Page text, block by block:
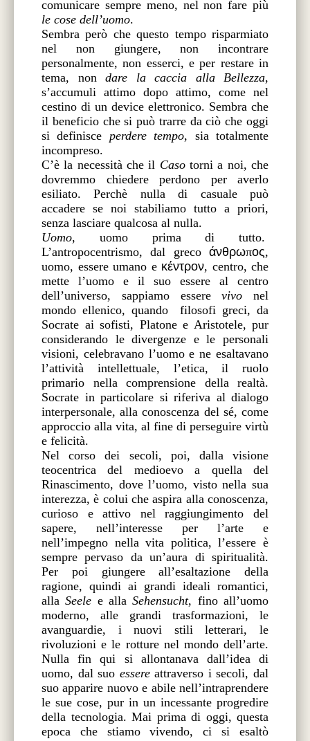
comunicare sempre meno, nel non fare più
le cose dell’uomo.
Sembra però che questo tempo risparmiato
nel non giungere, non incontrare
personalmente, non esserci, e per restare in
tema, non dare la caccia alla Bellezza,
s’accumuli attimo dopo attimo, come nel
cestino di un device elettronico. Sembra che
il beneficio che si può trarre da ciò che oggi
si definisce perdere tempo, sia totalmente
incompreso.
C’è la necessità che il Casotorni a noi, che
dovremmo chiedere perdono per averlo
esiliato. Perchè nulla di casuale può
accadere se noi stabiliamo tutto a priori,
senza lasciare qualcosa al nulla.
Uomo, uomo prima di tutto.
L’antropocentrismo, dal greco άνθρωπος,
uomo, essere umano e κέντρον, centro, che
mette l’uomo e il suo essere al centro
dell’universo, sappiamo esserevivo nel
mondo ellenico, quando
filosofi greci, da
Socrate ai sofisti, Platone e Aristotele, pur
considerando le divergenze e le personali
visioni, celebravano l’uomo e ne esaltavano
l’attività intellettuale, l’etica, il ruolo
primario nella comprensione della realtà.
Socrate in particolare si riferiva al dialogo
interpersonale, alla conoscenza del sé, come
approccio alla vita, al fine di perseguire virtù
e felicità.
Nel corso dei secoli, poi, dalla visione
teocentrica del medioevo a quella del
Rinascimento, dove l’uomo, visto nella sua
interezza, è colui che aspira alla conoscenza,
curioso e attivo nel raggiungimento del
sapere, nell’interesse per l’arte e
nell’impegno nella vita politica, l’essere è
sempre pervaso da un’aura di spiritualità.
Per poi giungere all’esaltazione della
ragione, quindi ai grandi ideali romantici,
allaSeele e allaSehensucht, fino all’uomo
moderno, alle grandi trasformazioni, le
avanguardie, i nuovi stili letterari, le
rivoluzioni e le rotture nel mondo dell’arte.
Nulla fin qui si allontanava dall’idea di
uomo, dal suo essereattraverso i secoli, dal
suo apparire nuovo e abile nell’intraprendere
le sue cose, pur in un incessante progredire
della tecnologia. Mai prima di oggi, questa
epoca che stiamo vivendo, ci si esaltò